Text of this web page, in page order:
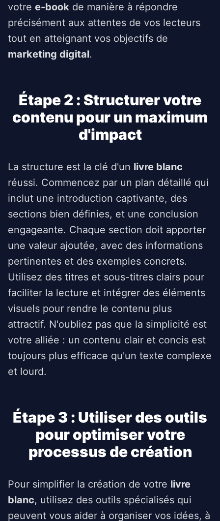
votre e-book de manière à répondre
précisément aux attentes de vos lecteurs
tout en atteignant vos objectifs de
marketing digital.
Étape 2 : Structurer votre
contenu pour un maximum
d'impact
La structure est la clé d'un livre blanc
réussi. Commencez par un plan détaillé qui
inclut une introduction captivante, des
sections bien définies, et une conclusion
engageante. Chaque section doit apporter
une valeur ajoutée, avec des informations
pertinentes et des exemples concrets.
Utilisez des titres et sous-titres clairs pour
faciliter la lecture et intégrer des éléments
visuels pour rendre le contenu plus
attractif. N'oubliez pas que la simplicité est
votre alliée : un contenu clair et concis est
toujours plus efficace qu'un texte complexe
et lourd.
Étape 3 : Utiliser des outils
pour optimiser votre
processus de création
Pour simplifier la création de votre livre
blanc, utilisez des outils spécialisés qui
peuvent vous aider à organiser vos idées, à